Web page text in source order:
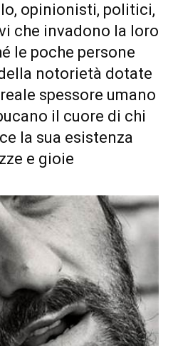
opinionisti, politici,
che invadono la loro
le poche persone
notorietà dotate
spessore umano
il cuore di chi
la sua esistenza
e gioie